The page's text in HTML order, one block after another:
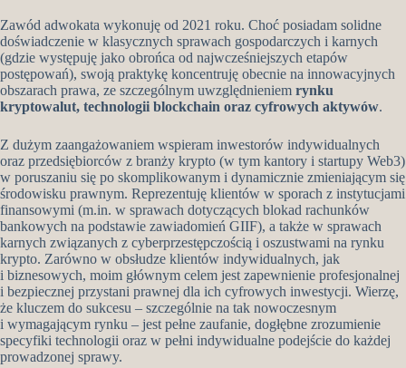
Zawód adwokata wykonuję od 2021 roku. Choć posiadam solidne
doświadczenie w klasycznych sprawach gospodarczych i karnych
(gdzie występuję jako obrońca od najwcześniejszych etapów
postępowań), swoją praktykę koncentruję obecnie na innowacyjnych
obszarach prawa, ze szczególnym uwzględnieniem rynku
kryptowalut, technologii blockchain oraz cyfrowych aktywów.
Z dużym zaangażowaniem wspieram inwestorów indywidualnych
oraz przedsiębiorców z branży krypto (w tym kantory i startupy Web3)
w poruszaniu się po skomplikowanym i dynamicznie zmieniającym się
środowisku prawnym. Reprezentuję klientów w sporach z instytucjami
finansowymi (m.in. w sprawach dotyczących blokad rachunków
bankowych na podstawie zawiadomień GIIF), a także w sprawach
karnych związanych z cyberprzestępczością i oszustwami na rynku
krypto. Zarówno w obsłudze klientów indywidualnych, jak
i biznesowych, moim głównym celem jest zapewnienie profesjonalnej
i bezpiecznej przystani prawnej dla ich cyfrowych inwestycji. Wierzę,
że kluczem do sukcesu – szczególnie na tak nowoczesnym
i wymagającym rynku – jest pełne zaufanie, dogłębne zrozumienie
specyfiki technologii oraz w pełni indywidualne podejście do każdej
prowadzonej sprawy.